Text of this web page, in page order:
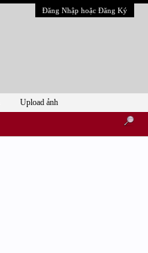
Đăng Nhập hoặc Đăng Ký
Upload ảnh